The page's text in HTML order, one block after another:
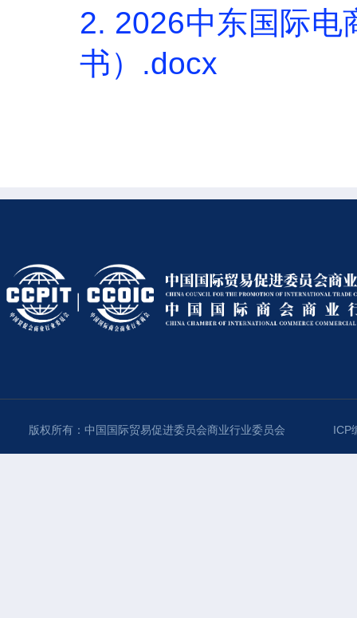
2. 2026中东国际电
书）.docx
版权所有：中国国际贸易促进委员会商业行业委员会 ICP